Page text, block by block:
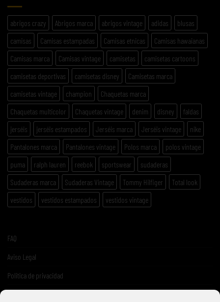
abrigos crazy Abrigos marca abrigos vintage adidas
blusas
camisas
Camisas estampadas Camisas etnicas
Camisas hawaianas
Camisas marca
Camisas vintage camisetas
camisetas cartoons
camisetas deportivas
camisetas disney
Camisetas marca
camisetas vintage
champion
Chaquetas marca
Chaquetas multicolor
Chaquetas vintage denim disney
faldas
jerséis
jerséis estampados Jerséis marca Jerséis vintage
nike
Pantalones marca
Pantalones vintage Polos marca
polos vintage
puma
ralph lauren reebok sportswear
sudaderas
Sudaderas marca
Sudaderas Vintage Tommy Hilfiger
Total look
vestidos
vestidos estampados vestidos vintage
FAQ
Aviso Legal
Politica de privacidad